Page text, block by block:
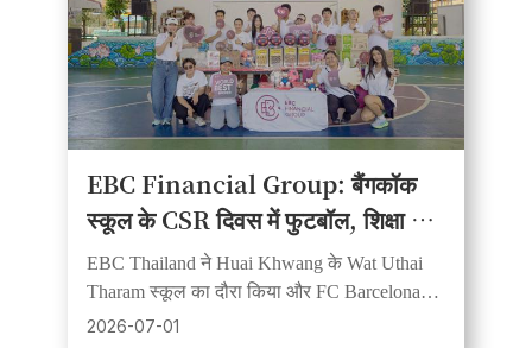
EBC Financial Group: बैंगकॉक
स्कूल के CSR दिवस में फुटबॉल, शिक्षा और
सामुदायिक भावना का संगम
EBC Thailand ने Huai Khwang के Wat Uthai
Tharam स्कूल का दौरा किया और FC Barcelona
साझेदारी के मूल्यों का समर्थन करते हुए फुटबॉल व
2026-07-01